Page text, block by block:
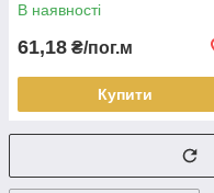
В наявності
61,18 ₴/пог.м
Купити